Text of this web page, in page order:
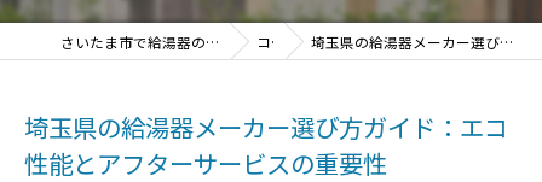
さいたま市で給湯器の見積・設置・交換なら「武蔵野住設」 コラム 埼玉県の給湯器メーカー選び方ガイド：エコ性能とアフターサービスの重要性
埼玉県の給湯器メーカー選び方ガイド：エコ
性能とアフターサービスの重要性